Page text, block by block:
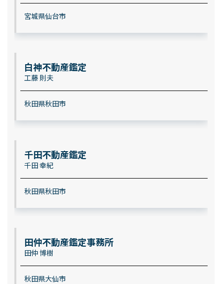
宮城県仙台市
白神不動産鑑定
工藤 則夫
秋田県秋田市
千田不動産鑑定
千田 幸紀
秋田県秋田市
田仲不動産鑑定事務所
田仲 博樹
秋田県大仙市